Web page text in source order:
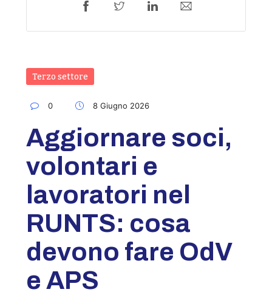
Terzo settore
0 8 Giugno 2026
Aggiornare soci,
volontari e
lavoratori nel
RUNTS: cosa
devono fare OdV
e APS